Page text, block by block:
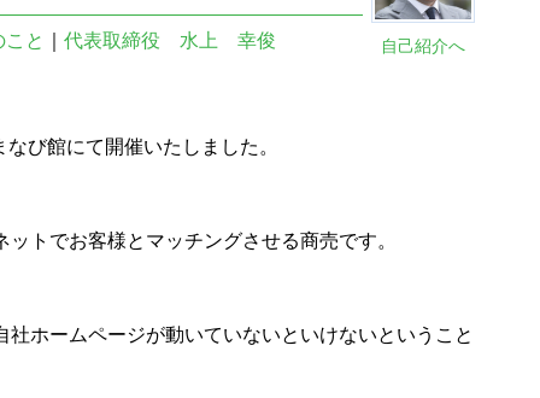
自己紹介へ
と 代表取締役 水上 幸俊
び館にて開催いたしました。
トでお客様とマッチングさせる商売です。
ホームページが動いていないといけないということ